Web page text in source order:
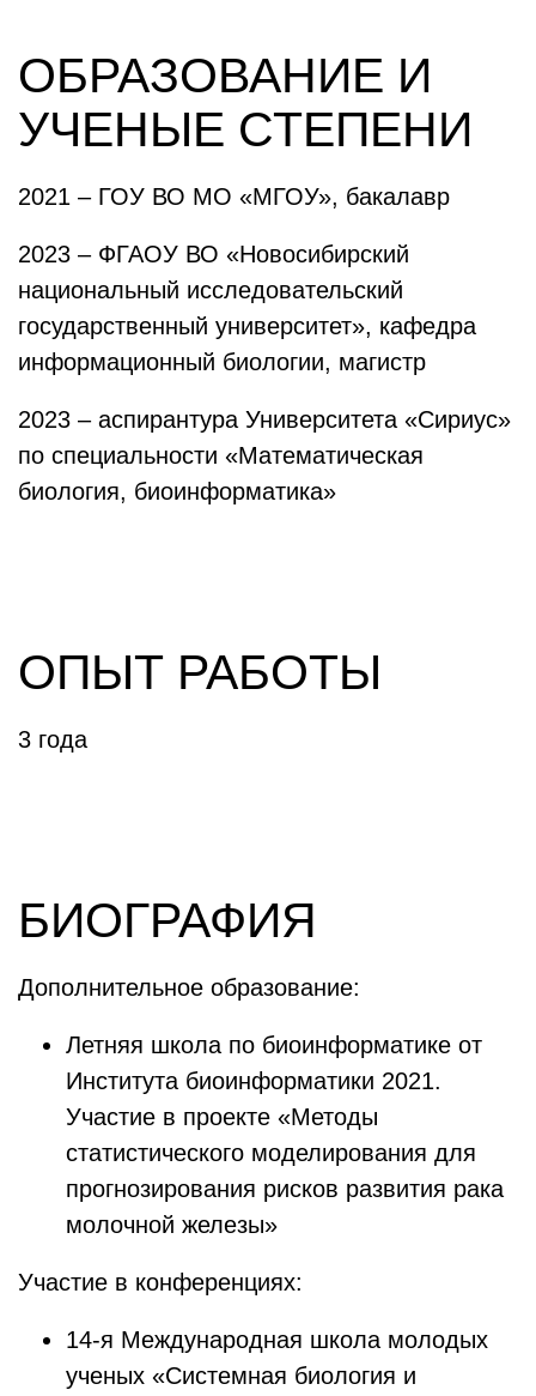
ОБРАЗОВАНИЕ И
УЧЕНЫЕ СТЕПЕНИ
2021 – ГОУ ВО МО «МГОУ», бакалавр
2023 – ФГАОУ ВО «Новосибирский
национальный исследовательский
государственный университет», кафедра
информационный биологии, магистр
2023 – аспирантура Университета «Сириус»
по специальности «Математическая
биология, биоинформатика»
ОПЫТ РАБОТЫ
3 года
БИОГРАФИЯ
Дополнительное образование:
Летняя школа по биоинформатике от
Института биоинформатики 2021.
Участие в проекте «Методы
статистического моделирования для
прогнозирования рисков развития рака
молочной железы»
Участие в конференциях:
14-я Международная школа молодых
ученых «Системная биология и